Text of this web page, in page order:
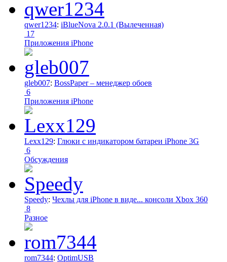
qwer1234: iBlueNova 2.0.1 (Вылеченная)
17
Приложения iPhone
gleb007: BossPaper – менеджер обоев
6
Приложения iPhone
Lexx129: Глюки с индикатором батареи iPhone 3G
6
Обсуждения
Speedy: Чехлы для iPhone в виде... консоли Xbox 360
8
Разное
rom7344: OptimUSB